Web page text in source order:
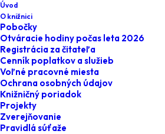
Úvod
O knižnici
Pobočky
Otváracie hodiny počas leta 2026
Registrácia za čitateľa
Cenník poplatkov a služieb
Voľné pracovné miesta
Ochrana osobných údajov
Knižničný poriadok
Projekty
Zverejňovanie
Pravidlá súťaže
Otváracie hodiny